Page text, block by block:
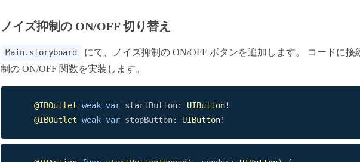
ノイズ抑制の ON/OFF 切り替え
Main.storyboard
にて、ノイズ抑制の ON/OFF ボタンを追加します。 コードに接
制の ON/OFF 関数を実装します。
@IBOutlet weak var startButton: UIButton!
@IBOutlet weak var stopButton: UIButton!